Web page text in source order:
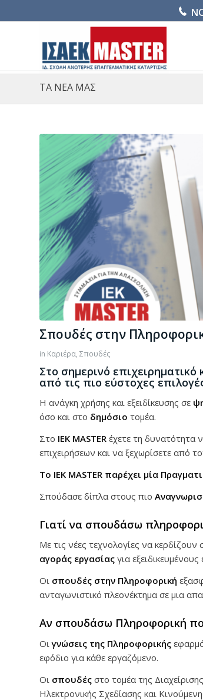
ΤΑ ΝΕΑ ΜΑΣ
Σπουδές στην
in Καριέρα, Σπουδές
Στο σημερινό
από τις πιο εύστοχες
Η ανάγκη χρήσης και εξειδίκευσης σε
όσο και στο δημόσιο τομέα.
Στο IEK MASTER έχετε τη δυνατότητα
επιχειρήσεων και να ξεχωρίσετε από
Το ΙΕΚ MASTER παρέχει μία
Σπούδασε δίπλα στους πιο
Γιατί να σπουδάσω
Με τις νέες τεχνολογίες να
αγοράς εργασίας για
Οι σπουδές στην Πληροφορική
ανταγωνιστικό πλεονέκτημα σε μια
Αν σπουδάσω Πληροφορική
Οιγνώσεις της Πληροφορικής
εφόδιο για κάθε εργαζόμενο.
Οι σπουδές στο τομέα της
Ηλεκτρονικής Σχεδίασης και